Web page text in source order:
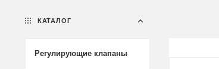
КАТАЛОГ
Регулирующие клапаны